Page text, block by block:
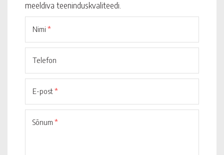
meeldiva teeninduskvaliteedi.
Nimi *
Telefon
E-post*
Sõnum *